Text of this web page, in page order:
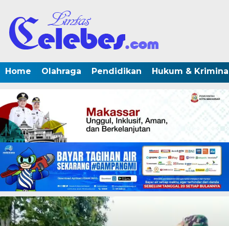
Home Olahraga Pendidikan Hukum &